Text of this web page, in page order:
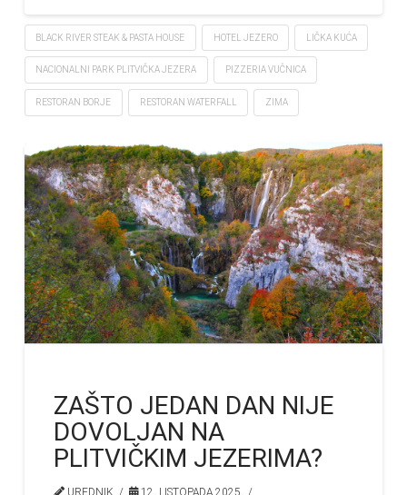
BLACK RIVER STEAK & PASTA HOUSE HOTEL JEZERO LIČKA KUĆA
NACIONALNI PARK PLITVIČKA JEZERA PIZZERIA VUČNICA
RESTORAN BORJE RESTORAN WATERFALL ZIMA
ZAŠTO JEDAN DAN NIJE
DOVOLJAN NA
PLITVIČKIM JEZERIMA?
UREDNIK
12. LISTOPADA 2025.